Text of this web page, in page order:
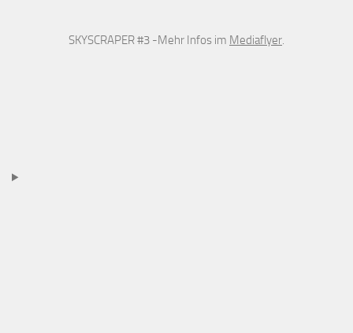
SKYSCRAPER #3 -Mehr Infos im Mediaflyer